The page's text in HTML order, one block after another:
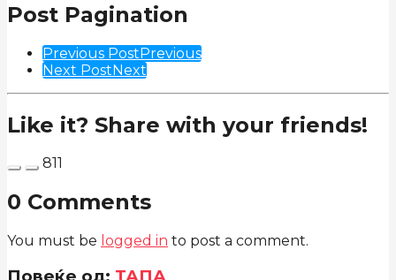
Post Pagination
Previous PostPrevious
Next PostNext
Like it? Share with your friends!
811
0 Comments
You must be logged in to post a comment.